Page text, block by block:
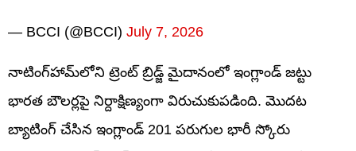
— BCCI (@BCCI) July 7, 2026
​నాటింగ్‌హామ్‌లోని ట్రెంట్ బ్రిడ్జ్ మైదానంలో ఇంగ్లాండ్ జట్టు
భారత బౌలర్లపై నిర్దాక్షిణ్యంగా విరుచుకుపడింది. మొదట
బ్యాటింగ్ చేసిన ఇంగ్లాండ్ 201 పరుగుల భారీ స్కోరు